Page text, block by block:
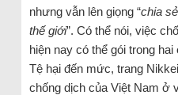
nhưng vẫn lên giọng “chia
thế giới”. Có thể nói, việc
hiện nay có thể gói trong
Tệ hại đến mức, trang
chống dịch của Việt Nam ở